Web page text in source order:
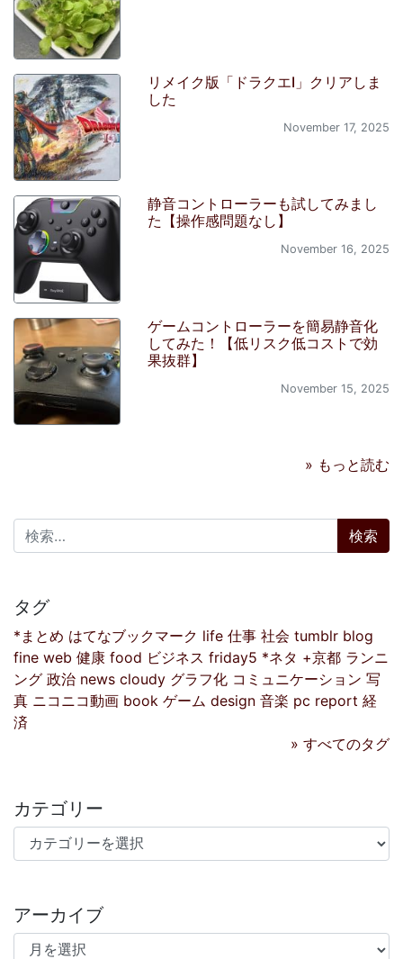
リメイク版「ドラクエI」クリアしま
した
November 17, 2025
静音コントローラーも試してみまし
た【操作感問題なし】
November 16, 2025
ゲームコントローラーを簡易静音化
してみた！【低リスク低コストで効
果抜群】
November 15, 2025
» もっと読む
検索:
タグ
*まとめ はてなブックマーク life 仕事 社会 tumblr blog
fine web 健康 food ビジネス friday5 *ネタ +京都 ランニ
ング 政治 news cloudy グラフ化 コミュニケーション 写
真 ニコニコ動画 book ゲーム design 音楽 pc report 経
済
» すべてのタグ
カテゴリー
カテゴリー
アーカイブ
アーカイブ